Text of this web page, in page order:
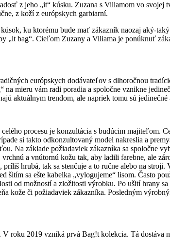
z jeho „it“ kúsku. Zuzana s Viliamom vo
z koží z európskych garbiarní.
ku ktorému bude mať zákazník naozaj aký-
„it bag“. Cieľom Zuzany a Viliama je ponúknuť
európskych dodávateľov s dlhoročnou
na mieru vám radi poradia a spoločne vznikne
aktuálnym trendom, ale napriek tomu sú
procesu je konzultácia s budúcim majiteľom.
si takto odkonzultovaný model nakreslia a
Na základe požiadaviek zákazníka sa spoločne
a vnútornú kožu tak, aby ladili farebne, ale
hrubá, tak sa stenčuje a to ručne alebo na
šitím sa ešte kabelka „vylogujeme“ lisom. Často
od možností a zložitosti výrobku. Po ušití hrany
kože či požiadaviek zákazníka. Posledným
roku 2019 vzniká prvá Bag!t kolekcia. Tá dostáva